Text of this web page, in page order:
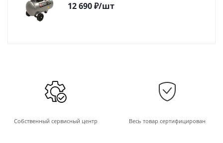
12 690₽/шт
Собственный сервисный центр Весь товар сертифицирован